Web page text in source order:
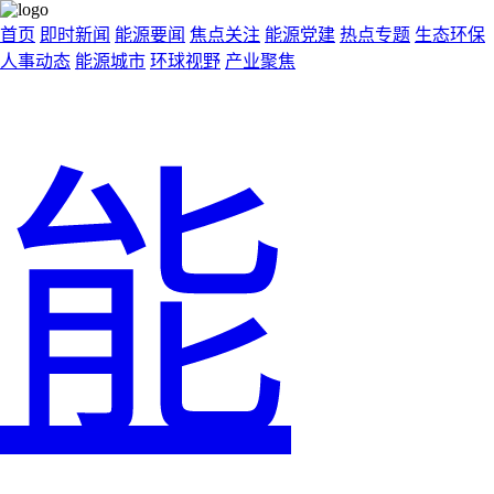
首页 即时新闻 能源要闻 焦点关注 能源党建 热点专题 生态环保
人事动态 能源城市 环球视野 产业聚焦
能